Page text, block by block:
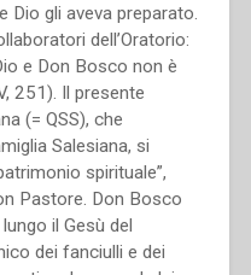
Dio gli aveva preparato.
dell’Oratorio:
e Don Bosco non è
251). Il presente
(= QSS), che
Salesiana, si
spirituale”,
Pastore. Don Bosco
il Gesù del
dei fanciulli e dei